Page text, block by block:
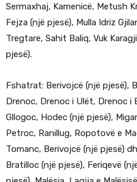
Sermaxhaj, Kamenicë, Metush
Fejza (një pjesë), Mulla Idriz
Tregtare, Sahit Baliq, Vuk
pjesë).
Fshatrat: Berivojcë (një pjesë),
Drenoc, Drenoc i Ulët, Drenoc i
Gllogoc, Hodec (një pjesë),
Petroc, Ranillug, Ropotovë e
Tomanc, Berivojcë (një pjesë)
Bratilloc (një pjesë), Feriqevë